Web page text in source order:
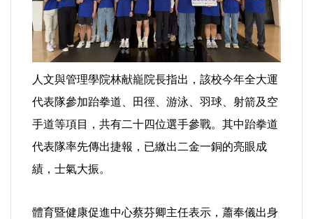
選舉/民調
觀光旅遊
生物科技
出版（影音/圖書/雜誌）
發明/專利
人文與管理學院林献巃院長指出，該校今年全大運
代表隊參加跆拳道、田徑、游泳、羽球、射箭及空
手道等項目，共有二十四位選手參戰。其中跆拳道
代表隊率先傳出捷報，已繳出二金一銅的亮眼成
績，士氣大振。
體育暨健康促進中心蔡芬卿主任表示，蕭奉儀出身